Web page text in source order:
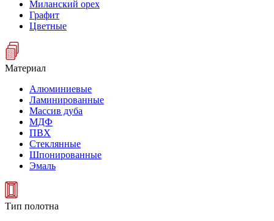
Миланский орех
Графит
Цветные
Материал
Алюминиевые
Ламинированные
Массив дуба
МДФ
ПВХ
Стеклянные
Шпонированные
Эмаль
Тип полотна